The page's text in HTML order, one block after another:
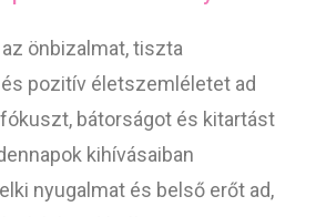
önbizalmat, tiszta
pozitív életszemléletet ad
bátorságot és kitartást
kihívásaiban
nyugalmat és belső erőt ad,